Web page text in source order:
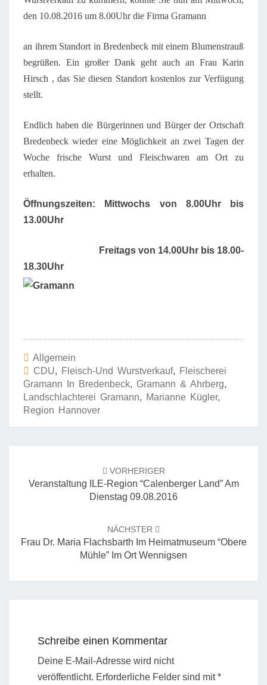
den 10.08.2016 um 8.00Uhr die Firma Gramann
an ihrem Standort in Bredenbeck mit einem Blumenstrauß
begrüßen. Ein großer Dank geht auch an Frau Karin
Hirsch , das Sie diesen Standort kostenlos zur Verfügung
stellt.
Endlich haben die Bürgerinnen und Bürger der Ortschaft
Bredenbeck wieder eine Möglichkeit an zwei Tagen der
Woche frische Wurst und Fleischwaren am Ort zu
erhalten.
Öffnungszeiten: Mittwochs von 8.00Uhr bis
13.00Uhr
Freitags von 14.00Uhr bis 18.00-
18.30Uhr
Allgemein
CDU, Fleisch-Und Wurstverkauf, Fleischerei
Gramann In Bredenbeck, Gramann & Ahrberg,
Landschlachterei Gramann, Marianne Kügler,
Region Hannover
VORHERIGER
Veranstaltung ILE-Region “Calenberger Land” Am
Dienstag 09.08.2016
NÄCHSTER
Frau Dr. Maria Flachsbarth Im Heimatmuseum “Obere
Mühle” Im Ort Wennigsen
Schreibe einen Kommentar
Deine E-Mail-Adresse wird nicht
veröffentlicht. Erforderliche Felder sind mit*